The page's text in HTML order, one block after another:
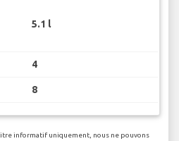
5.1 l
4
8
informatif uniquement, nous ne pouvons